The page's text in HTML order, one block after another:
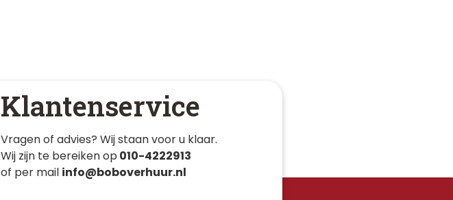
Klantenservice
Vragen of advies? Wij staan voor u klaar.
Wij zijn te bereiken op 010-4222913
of per mail info@boboverhuur.nl